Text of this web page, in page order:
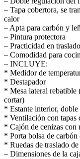
– Tapa cobertora, se
calor
– Apta para carbón y
– Pintura protectora
– Practicidad en
– Comodidad para
– INCLUYE:
* Medidor de
* Destapador
* Mesa lateral rebatible
cortar)
* Estante interior,
* Ventilación con tapas
* Cajón de cenizas con
* Porta bolsa de carbón
* Ruedas de traslado
– Dimensiones de la